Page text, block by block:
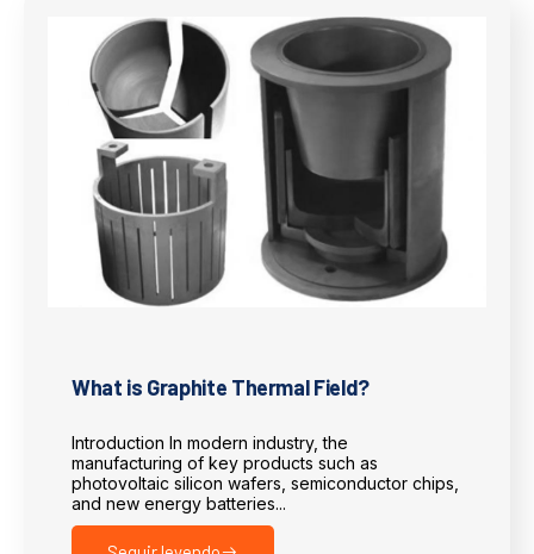
What is Graphite Thermal Field?
Introduction In modern industry, the
manufacturing of key products such as
photovoltaic silicon wafers, semiconductor chips,
and new energy batteries...